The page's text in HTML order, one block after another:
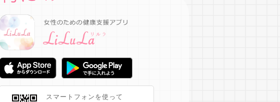
スマートフォンを使って